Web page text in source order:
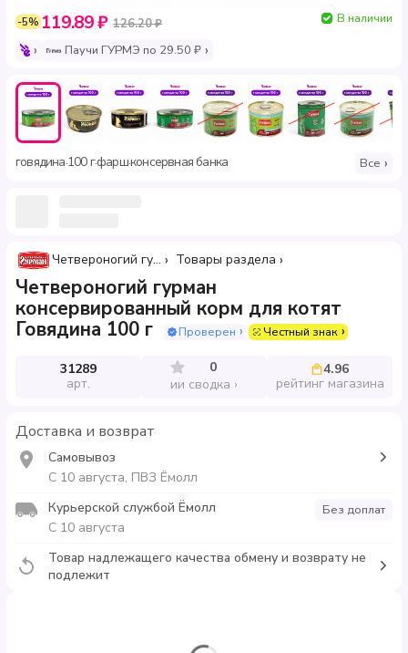
-5% 119.89 ₽ 126.20 ₽
В наличии
Паучи ГУРМЭ по 29.50 ₽
говядина·100 г·фарш·консервная банка Все
Четвероногий гурман Товары раздела
Четвероногий гурман
консервированный корм для котят
Говядина 100 г
Проверен Честный знак
31289
арт.
0
ии сводка
4.96
рейтинг магазина
Доставка и возврат
Самовывоз
С 10 августа, ПВЗ Ёмолл
Курьерской службой Ёмолл
С 10 августа
Без доплат
Товар надлежащего качества обмену и возврату не
подлежит